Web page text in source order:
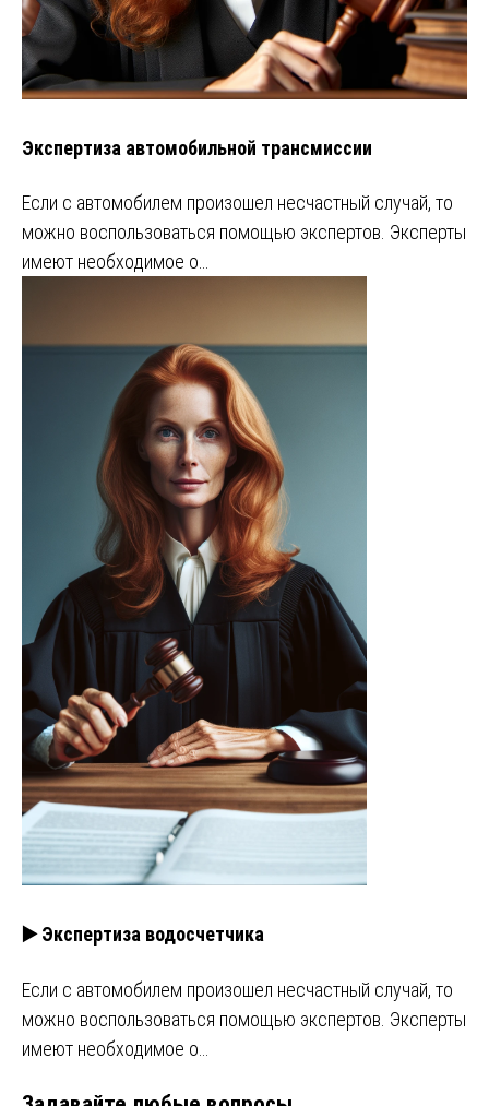
Экспертиза автомобильной трансмиссии
Если с автомобилем произошел несчастный случай, то
можно воспользоваться помощью экспертов. Эксперты
имеют необходимое о…
▶️ Экспертиза водосчетчика
Если с автомобилем произошел несчастный случай, то
можно воспользоваться помощью экспертов. Эксперты
имеют необходимое о…